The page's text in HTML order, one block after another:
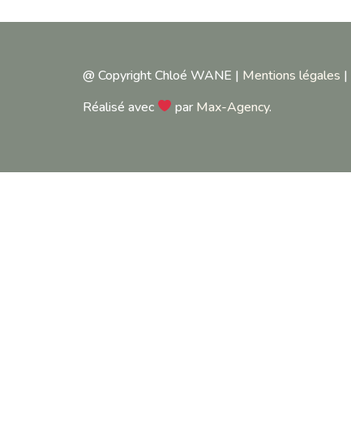
@ Copyright Chloé WANE | Mentions légales |
Réalisé avec
parMax-Agency.